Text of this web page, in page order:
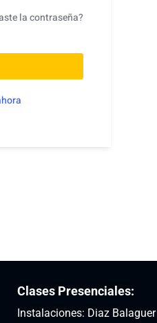
la contraseña?
Clases Presenciales:
Instalaciones: Diaz Balaguer